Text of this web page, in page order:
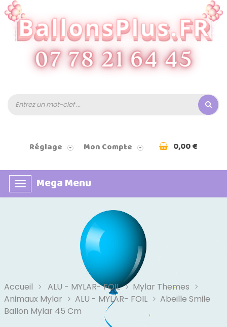
Réglage Mon Compte 0,00 €
Basculer
la
Mega Menu
Accueil ALU - MYLAR- FOIL
Mylar Themes
Animaux Mylar
ALU - MYLAR- FOIL
Abeille Smile
Ballon Mylar 45 Cm